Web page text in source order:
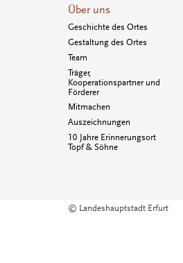
Über uns
Geschichte des Ortes
Gestaltung des Ortes
Team
Träger,
Kooperationspartner und
Förderer
Mitmachen
Auszeichnungen
10 Jahre Erinnerungsort
Topf & Söhne
© Landeshauptstadt Erfurt